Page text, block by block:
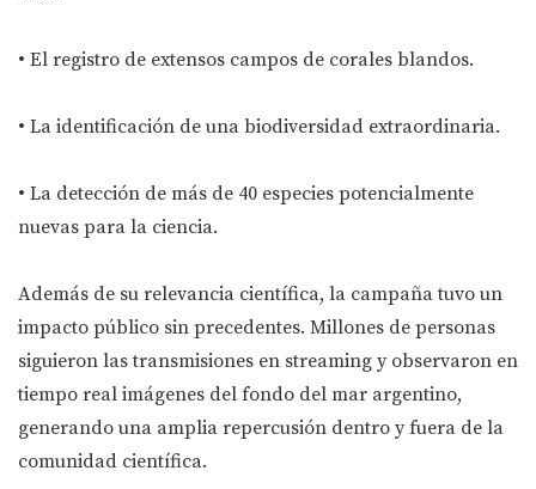
• El registro de extensos campos de corales blandos.
• La identificación de una biodiversidad extraordinaria.
• La detección de más de 40 especies potencialmente
nuevas para la ciencia.
Además de su relevancia científica, la campaña tuvo un
impacto público sin precedentes. Millones de personas
siguieron las transmisiones en streaming y observaron en
tiempo real imágenes del fondo del mar argentino,
generando una amplia repercusión dentro y fuera de la
comunidad científica.